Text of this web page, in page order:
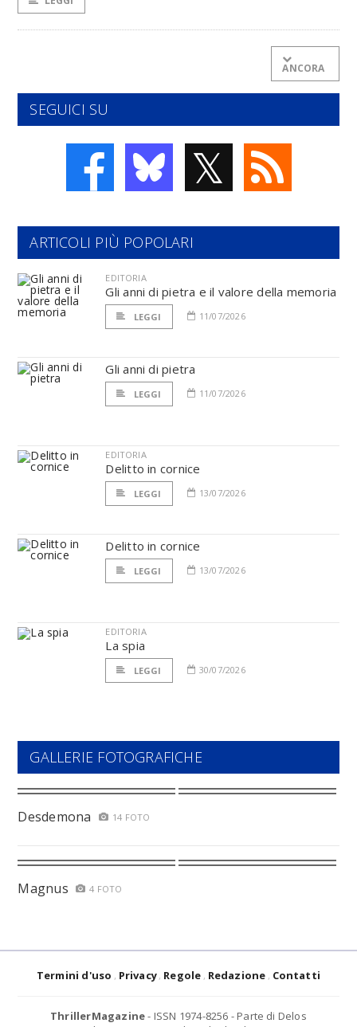
ANCORA
SEGUICI SU
𝕏
ARTICOLI PIÙ POPOLARI
EDITORIA
Gli anni di pietra e il valore della memoria
LEGGI 11/07/2026
Gli anni di pietra
LEGGI 11/07/2026
EDITORIA
Delitto in cornice
LEGGI 13/07/2026
Delitto in cornice
LEGGI 13/07/2026
EDITORIA
La spia
LEGGI 30/07/2026
GALLERIE FOTOGRAFICHE
Desdemona 14 FOTO
Magnus 4 FOTO
Termini d'uso Privacy Regole Redazione Contatti
ThrillerMagazine- ISSN 1974-8256 - Parte di Delos